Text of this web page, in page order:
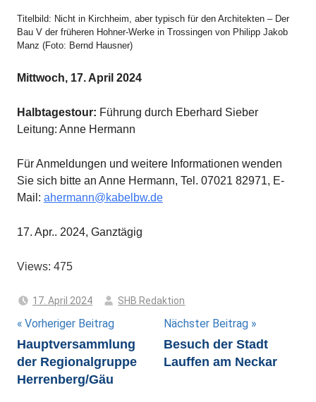
Titelbild: Nicht in Kirchheim, aber typisch für den Architekten – Der
Bau V der früheren Hohner-Werke in Trossingen von Philipp Jakob
Manz (Foto: Bernd Hausner)
Mittwoch, 17. April 2024
Halbtagestour: Führung durch Eberhard Sieber
Leitung: Anne Hermann
Für Anmeldungen und weitere Informationen wenden
Sie sich bitte an Anne Hermann, Tel. 07021 82971, E-
Mail: ahermann@kabelbw.de
17. Apr.. 2024, Ganztägig
Views: 475
17. April 2024 SHB Redaktion
Beitragsnavigation
Vorheriger Beitrag
Hauptversammlung
der Regionalgruppe
Herrenberg/Gäu
Nächster Beitrag
Besuch der Stadt
Lauffen am Neckar